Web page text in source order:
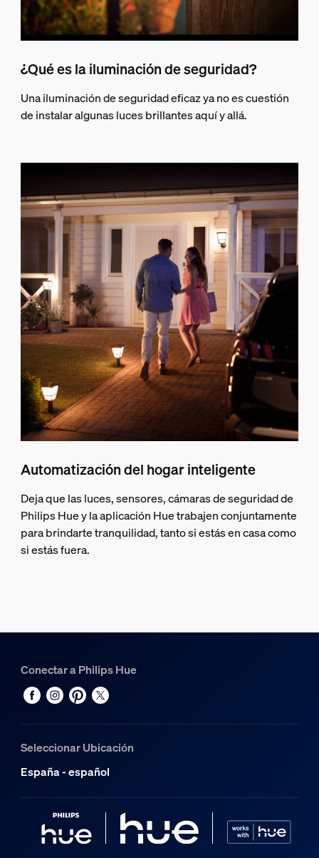
¿Qué es la iluminación de seguridad?
Una iluminación de seguridad eficaz ya no es cuestión
de instalar algunas luces brillantes aquí y allá.
Automatización del hogar inteligente
Deja que las luces, sensores, cámaras de seguridad de
Philips Hue y la aplicación Hue trabajen conjuntamente
para brindarte tranquilidad, tanto si estás en casa como
si estás fuera.
Conectar a Philips Hue
Seleccionar Ubicación
España - español